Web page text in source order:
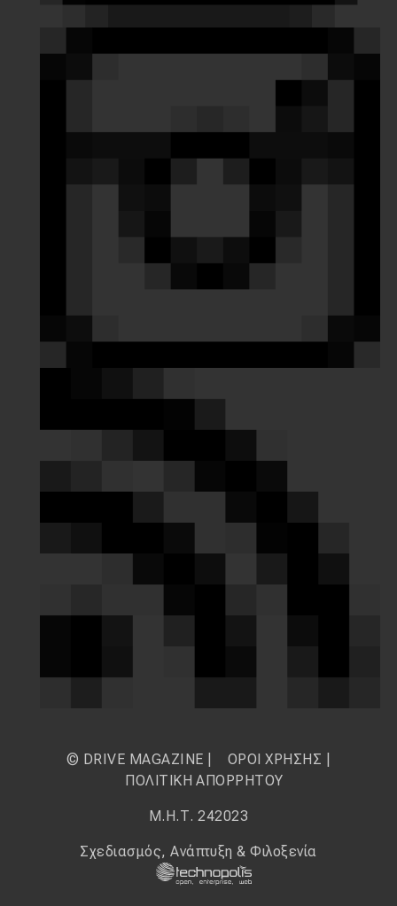
© DRIVE MAGAZINE | ΟΡΟΙ ΧΡΗΣΗΣ
ΠΟΛΙΤΙΚΗ ΑΠΟΡΡΗΤΟΥ
Μ.Η.Τ. 242023
Σχεδιασμός, Ανάπτυξη & Φιλοξενία